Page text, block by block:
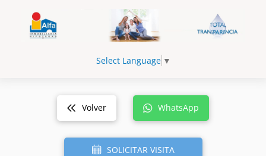
Select Language ▼
Volver WhatsApp
SOLICITAR VISITA